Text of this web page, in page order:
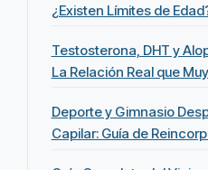
¿Existen Límites de
Testosterona, DHT y
La Relación Real que
Deporte y Gimnasio
Capilar: Guía de